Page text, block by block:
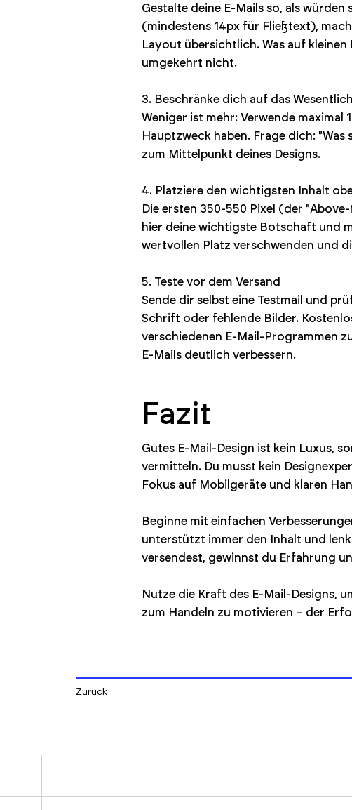
Gestalte deine E-Mails so, als
(mindestens 14px für Fließtext),
Layout übersichtlich. Was auf
umgekehrt nicht.
3. Beschränke dich auf das
Weniger ist mehr: Verwende maximal
Hauptzweck haben. Frage dich:
zum Mittelpunkt deines Designs.
4. Platziere den wichtigsten Inhalt
Die ersten 350-550 Pixel (der
hier deine wichtigste Botschaft und
wertvollen Platz verschwenden und
5. Teste vor dem Versand
Sende dir selbst eine Testmail und
Schrift oder fehlende Bilder.
verschiedenen E-Mail-Programmen
E-Mails deutlich verbessern.
Fazit
Gutes E-Mail-Design ist kein Luxus,
vermitteln. Du musst kein
Fokus auf Mobilgeräte und klaren
Beginne mit einfachen
unterstützt immer den Inhalt und
versendest, gewinnst du Erfahrung
Nutze die Kraft des E-Mail-Designs,
zum Handeln zu motivieren – der
Zurück